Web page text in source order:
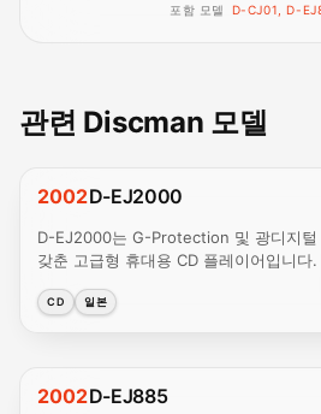
포함 모델 D-CJ01, D-
관련 Discman 모델
2002D-EJ2000
D-EJ2000는 G-Protection 및 광디지털
갖춘 고급형 휴대용 CD 플레이어입니다.
CD 일본
2002D-EJ885